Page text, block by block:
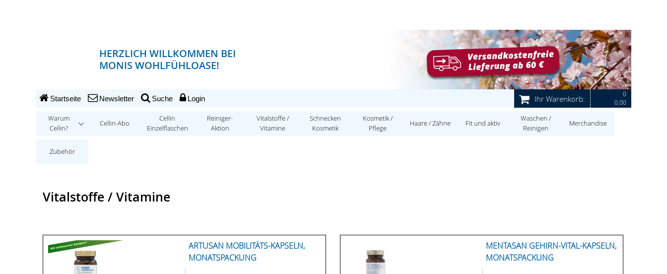
HERZLICH WILLKOMMEN BEI
MONIS WOHLFÜHLOASE!
Ihr Warenkorb:
0
0,00
Startseite Newsletter Suche Login
Warum
Cellin?
Cellin-Abo
Cellin
Einzelflaschen
Reiniger-
Aktion
Vitalstoffe /
Vitamine
Schnecken
Kosmetik
Kosmetik /
Pflege
Haare / Zähne Fit und aktiv
Waschen /
Reinigen
Merchandise
Zubehör
Vitalstoffe / Vitamine
ARTUSAN MOBILITÄTS-KAPSELN,
MONATSPACKUNG
MENTASAN GEHIRN-VITAL-KAPSELN,
MONATSPACKUNG